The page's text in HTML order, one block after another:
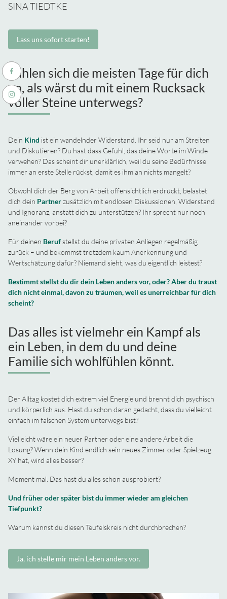
SINA TIEDTKE
Lass uns sofort starten!
Fühlen sich die meisten Tage für dich
an, als wärst du mit einem Rucksack
voller Steine unterwegs?
Dein Kind ist ein wandelnder Widerstand. Ihr seid nur am Streiten
und Diskutieren? Du hast dass Gefühl, das deine Worte im Winde
verwehen? Das scheint dir unerklärlich, weil du seine Bedürfnisse
immer an erste Stelle rückst, damit es ihm an nichts mangelt?
Obwohl dich der Berg von Arbeit offensichtlich erdrückt, belastet
dich dein Partnerzusätzlich mit endlosen Diskussionen, Widerstand
und Ignoranz, anstatt dich zu unterstützen? Ihr sprecht nur noch
aneinander vorbei?
Für deinen Berufstellst du deine privaten Anliegen regelmäßig
zurück – und bekommst trotzdem kaum Anerkennung und
Wertschätzung dafür? Niemand sieht, was du eigentlich leistest?
Bestimmt stellst du dir dein Leben anders vor, oder?Aber du traust
dich nicht einmal, davon zu träumen, weil es unerreichbar für dich
scheint?
Das alles ist vielmehr ein Kampf als
ein Leben, in dem du und deine
Familie sich wohlfühlen könnt.
Der Alltag kostet dich extrem viel Energie und brennt dich psychisch
und körperlich aus. Hast du schon daran gedacht, dass du vielleicht
einfach im falschen System unterwegs bist?
Vielleicht wäre ein neuer Partner oder eine andere Arbeit die
Lösung? Wenn dein Kind endlich sein neues Zimmer oder Spielzeug
XY hat, wird alles besser?
Moment mal. Das hast du alles schon ausprobiert?
Und früher oder später bist du immer wieder am gleichen
Tiefpunkt?
Warum kannst du diesen Teufelskreis nicht durchbrechen?
Ja, ich stelle mir mein Leben anders vor.